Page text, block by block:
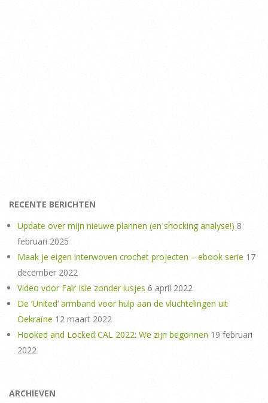
RECENTE BERICHTEN
Update over mijn nieuwe plannen (en shocking analyse!) 8
februari 2025
Maak je eigen interwoven crochet projecten – ebook serie 17
december 2022
Video voor Fair Isle zonder lusjes 6 april 2022
De ‘United’ armband voor hulp aan de vluchtelingen uit
Oekraïne 12 maart 2022
Hooked and Locked CAL 2022: We zijn begonnen 19 februari
2022
ARCHIEVEN